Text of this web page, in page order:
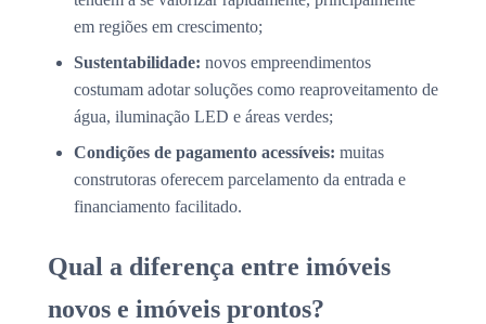
em regiões em crescimento;
Sustentabilidade: novos empreendimentos
costumam adotar soluções como reaproveitamento de
água, iluminação LED e áreas verdes;
Condições de pagamento acessíveis: muitas
construtoras oferecem parcelamento da entrada e
financiamento facilitado.
Qual a diferença entre imóveis
novos e imóveis prontos?